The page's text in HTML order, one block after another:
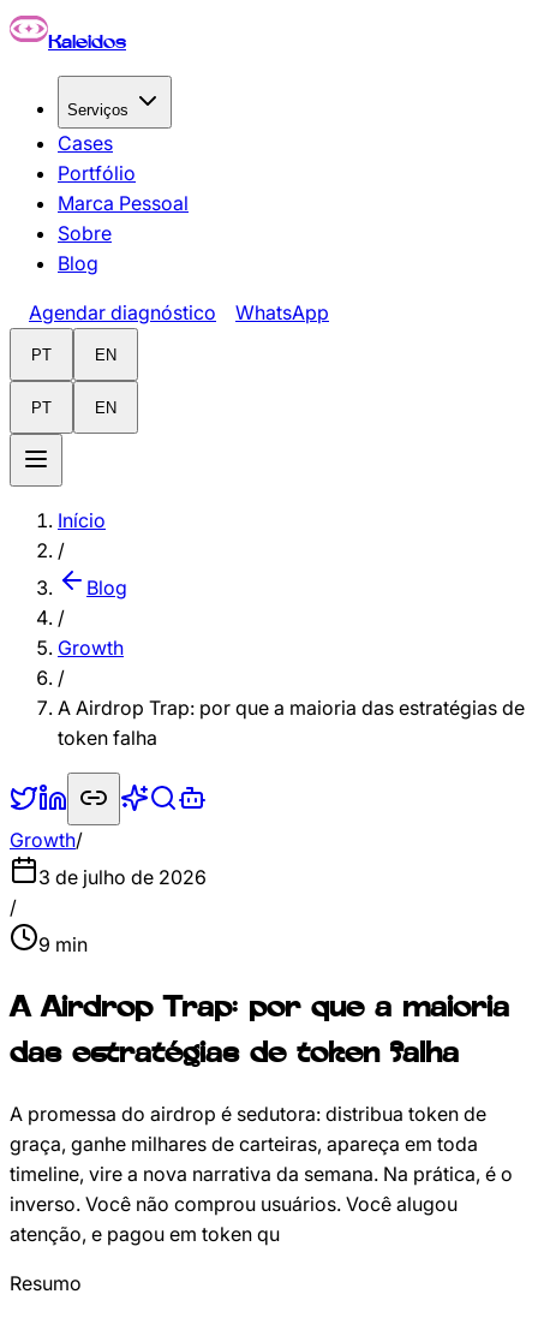
Pular para o conteúdo principal
Kaleidos
Serviços
Cases
Portfólio
Marca Pessoal
Sobre
Blog
Agendar diagnóstico WhatsApp
PT EN
PT EN
Início
/
Blog
/
Growth
/
A Airdrop Trap: por que a maioria das estratégias de
token falha
Growth/
3 de julho de 2026
/
9 min
A Airdrop Trap: por que a maioria
das estratégias de token falha
A promessa do airdrop é sedutora: distribua token de
graça, ganhe milhares de carteiras, apareça em toda
timeline, vire a nova narrativa da semana. Na prática, é o
inverso. Você não comprou usuários. Você alugou
atenção, e pagou em token qu
Resumo